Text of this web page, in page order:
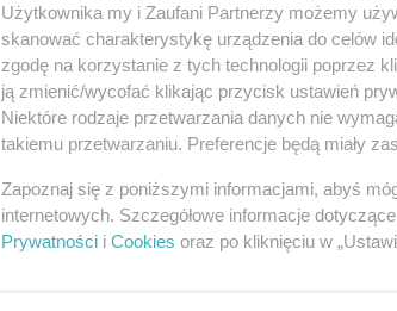
Użytkownika my i Zaufani Partnerzy możemy
skanować charakterystykę urządzenia do celów
zgodę na korzystanie z tych technologii poprzez
ją zmienić/wycofać klikając przycisk ustawień
Niektóre rodzaje przetwarzania danych nie
takiemu przetwarzaniu. Preferencje będą miały
Zapoznaj się z poniższymi informacjami, abyś
internetowych. Szczegółowe informacje
Prywatności i Cookies oraz po kliknięciu w